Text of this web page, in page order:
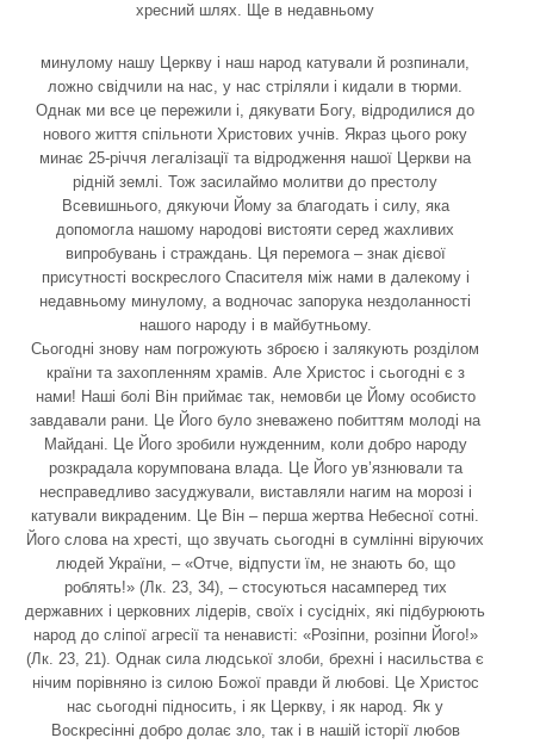
хресний шлях. Ще в недавньому
минулому нашу Церкву і наш народ катували й розпинали,
ложно свідчили на нас, у нас стріляли і кидали в тюрми.
Однак ми все це пережили і, дякувати Богу, відродилися до
нового життя спільноти Христових учнів. Якраз цього року
минає 25-річчя легалізації та відродження нашої Церкви на
рідній землі. Тож засилаймо молитви до престолу
Всевишнього, дякуючи Йому за благодать і силу, яка
допомогла нашому народові вистояти серед жахливих
випробувань і страждань. Ця перемога – знак дієвої
присутності воскреслого Спасителя між нами в далекому і
недавньому минулому, а водночас запорука нездоланності
нашого народу і в майбутньому.
Сьогодні знову нам погрожують зброєю і залякують розділом
країни та захопленням храмів. Але Христос і сьогодні є з
нами! Наші болі Він приймає так, немовби це Йому особисто
завдавали рани. Це Його було зневажено побиттям молоді на
Майдані. Це Його зробили нужденним, коли добро народу
розкрадала корумпована влада. Це Його ув’язнювали та
несправедливо засуджували, виставляли нагим на морозі і
катували викраденим. Це Він – перша жертва Небесної сотні.
Його слова на хресті, що звучать сьогодні в сумлінні віруючих
людей України, – «Отче, відпусти їм, не знають бо, що
роблять!» (Лк. 23, 34), – стосуються насамперед тих
державних і церковних лідерів, своїх і сусідніх, які підбурюють
народ до сліпої агресії та ненависті: «Розіпни, розіпни Його!»
(Лк. 23, 21). Однак сила людської злоби, брехні і насильства є
нічим порівняно із силою Божої правди й любові. Це Христос
нас сьогодні підносить, і як Церкву, і як народ. Як у
Воскресінні добро долає зло, так і в нашій історії любов